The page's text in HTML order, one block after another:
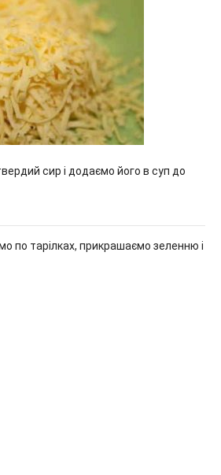
сир і додаємо його в суп до
по тарілках, прикрашаємо зеленню і